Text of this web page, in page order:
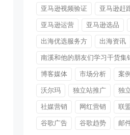
亚马逊视频验证 亚马逊赶
亚马逊运营 亚马逊选品
出海优选服务方 出海资讯
南溪和他的朋友们学习干货集
博客媒体 市场分析 案
沃尔玛 独立站推广 独
社媒营销 网红营销 联
谷歌广告 谷歌趋势 邮